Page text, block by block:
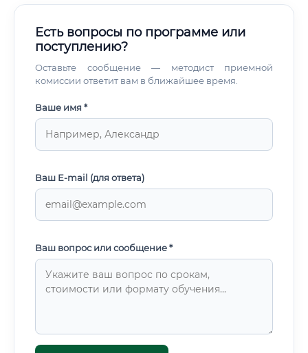
Есть вопросы по программе или
поступлению?
Оставьте сообщение — методист приемной
комиссии ответит вам в ближайшее время.
Ваше имя *
Ваш E-mail (для ответа)
Ваш вопрос или сообщение *